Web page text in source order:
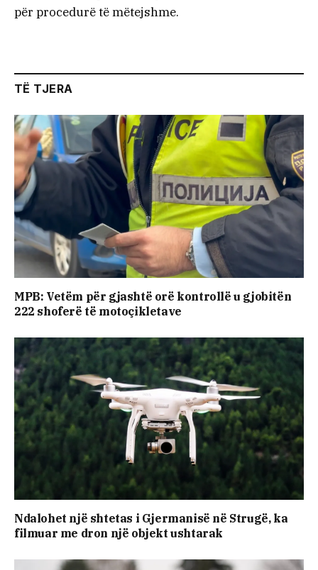
për procedurë të mëtejshme.
TË TJERA
MPB: Vetëm për gjashtë orë kontrollë u gjobitën
222 shoferë të motoçikletave
Ndalohet një shtetas i Gjermanisë në Strugë, ka
filmuar me dron një objekt ushtarak